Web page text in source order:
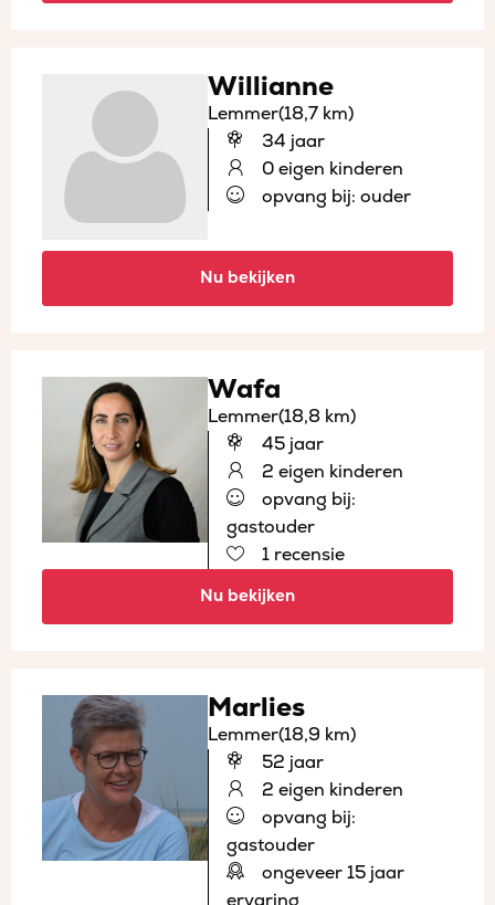
Willianne
Lemmer(18,7 km)
34 jaar
0 eigen kinderen
opvang bij: ouder
Nu bekijken
Wafa
Lemmer(18,8 km)
45 jaar
2 eigen kinderen
opvang bij:
gastouder
1 recensie
Nu bekijken
Marlies
Lemmer(18,9 km)
52 jaar
2 eigen kinderen
opvang bij:
gastouder
ongeveer 15 jaar
ervaring